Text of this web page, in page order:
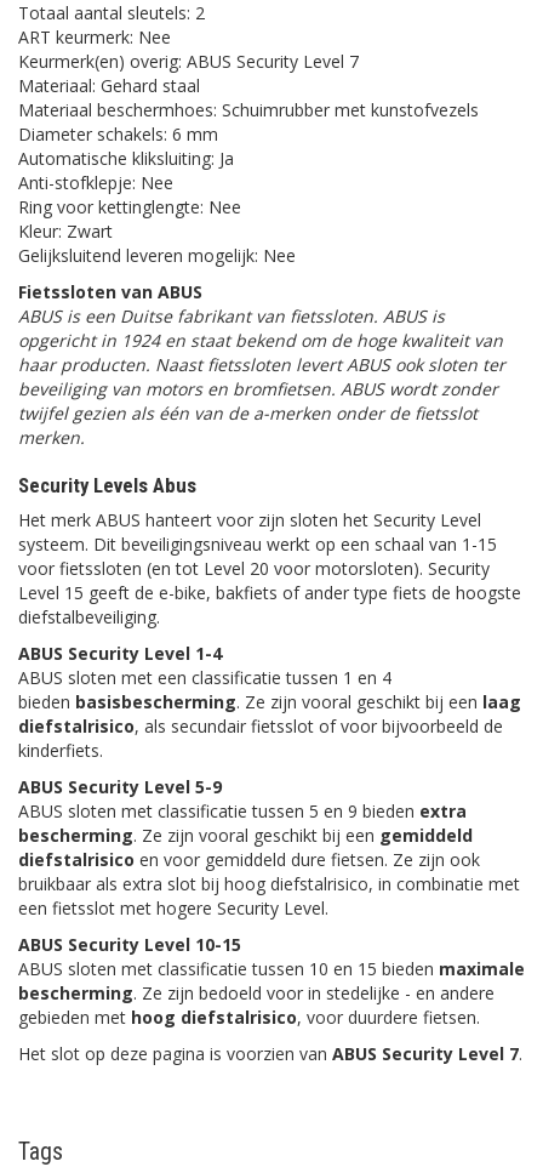
Totaal aantal sleutels: 2
ART keurmerk: Nee
Keurmerk(en) overig: ABUS Security Level 7
Materiaal: Gehard staal
Materiaal beschermhoes: Schuimrubber met kunstofvezels
Diameter schakels: 6 mm
Automatische kliksluiting: Ja
Anti-stofklepje: Nee
Ring voor kettinglengte: Nee
Kleur: Zwart
Gelijksluitend leveren mogelijk: Nee
Fietssloten van ABUS
ABUS is een Duitse fabrikant van fietssloten. ABUS is
opgericht in 1924 en staat bekend om de hoge kwaliteit van
haar producten. Naast fietssloten levert ABUS ook sloten ter
beveiliging van motors en bromfietsen. ABUS wordt zonder
twijfel gezien als één van de a-merken onder de fietsslot
merken.
Security Levels Abus
Het merk ABUS hanteert voor zijn sloten het Security Level
systeem. Dit beveiligingsniveau werkt op een schaal van 1-15
voor fietssloten (en tot Level 20 voor motorsloten). Security
Level 15 geeft de e-bike, bakfiets of ander type fiets de hoogste
diefstalbeveiliging.
ABUS Security Level 1-4
ABUS sloten met een classificatie tussen 1 en 4
bieden basisbescherming. Ze zijn vooral geschikt bij een laag
diefstalrisico, als secundair fietsslot of voor bijvoorbeeld de
kinderfiets.
ABUS Security Level 5-9
ABUS sloten met classificatie tussen 5 en 9 bieden extra
bescherming. Ze zijn vooral geschikt bij een gemiddeld
diefstalrisico en voor gemiddeld dure fietsen. Ze zijn ook
bruikbaar als extra slot bij hoog diefstalrisico, in combinatie met
een fietsslot met hogere Security Level.
ABUS Security Level 10-15
ABUS sloten met classificatie tussen 10 en 15 bieden maximale
bescherming. Ze zijn bedoeld voor in stedelijke - en andere
gebieden met hoog diefstalrisico, voor duurdere fietsen.
Het slot op deze pagina is voorzien van ABUS Security Level 7.
Tags